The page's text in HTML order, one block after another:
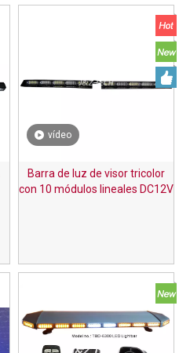
vídeo
Barra de luz de visor tricolor
con 10 módulos lineales DC12V